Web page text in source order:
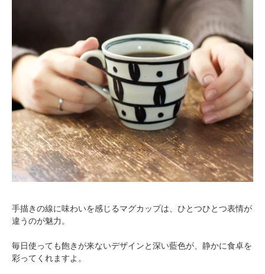
手描きの線に味わいを感じるマグカップは、ひとつひとつ表情が
違うのが魅力。
毎日使っても飽きが来ないデザインと深い藍色が、静かに食卓を
彩ってくれますよ。